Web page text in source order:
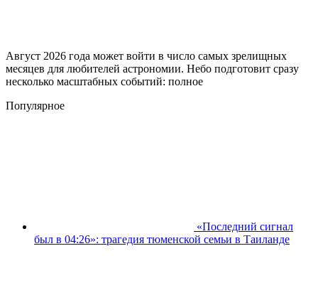
Август 2026 года может войти в число самых зрелищных
месяцев для любителей астрономии. Небо подготовит сразу
несколько масштабных событий: полное
Популярное
«Последний сигнал
был в 04:26»: трагедия тюменской семьи в Таиланде